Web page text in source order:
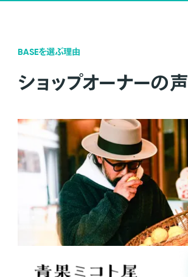
BASEを選ぶ理由
ショップオーナーの声